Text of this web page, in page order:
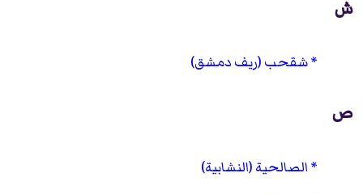
ش
شقحب (ريف دمشق)
ص
الصالحية (النشابية)